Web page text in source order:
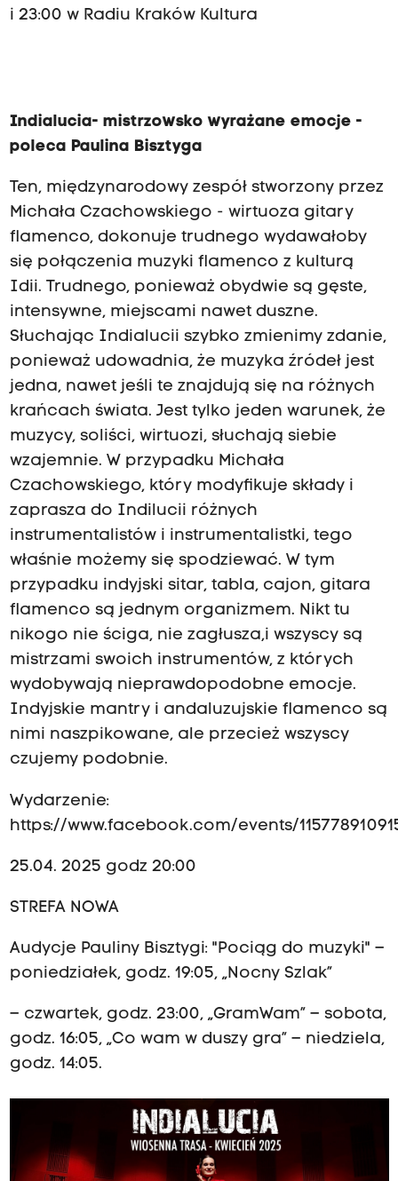
i 23:00 w Radiu Kraków Kultura
Indialucia- mistrzowsko wyrażane emocje -
poleca Paulina Bisztyga
Ten, międzynarodowy zespół stworzony przez
Michała Czachowskiego - wirtuoza gitary
flamenco, dokonuje trudnego wydawałoby
się połączenia muzyki flamenco z kulturą
Idii. Trudnego, ponieważ obydwie są gęste,
intensywne, miejscami nawet duszne.
Słuchając Indialucii szybko zmienimy zdanie,
ponieważ udowadnia, że muzyka źródeł jest
jedna, nawet jeśli te znajdują się na różnych
krańcach świata. Jest tylko jeden warunek, że
muzycy, soliści, wirtuozi, słuchają siebie
wzajemnie. W przypadku Michała
Czachowskiego, który modyfikuje składy i
zaprasza do Indilucii różnych
instrumentalistów i instrumentalistki, tego
właśnie możemy się spodziewać. W tym
przypadku indyjski sitar, tabla, cajon, gitara
flamenco są jednym organizmem. Nikt tu
nikogo nie ściga, nie zagłusza,i wszyscy są
mistrzami swoich instrumentów, z których
wydobywają nieprawdopodobne emocje.
Indyjskie mantry i andaluzujskie flamenco są
nimi naszpikowane, ale przecież wszyscy
czujemy podobnie.
Wydarzenie:
https://www.facebook.com/events/
25.04. 2025 godz 20:00
STREFA NOWA
Audycje Pauliny Bisztygi: "Pociąg do muzyki" –
poniedziałek, godz. 19:05, „Nocny Szlak”
– czwartek, godz. 23:00, „GramWam” – sobota,
godz. 16:05, „Co wam w duszy gra” – niedziela,
godz. 14:05.